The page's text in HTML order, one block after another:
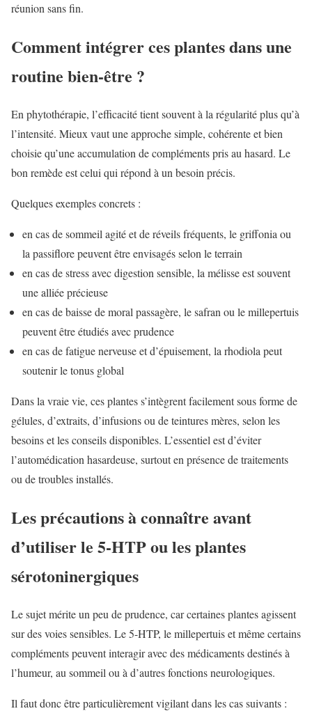
réunion sans fin.
Comment intégrer ces plantes dans une
routine bien-être ?
En phytothérapie, l’efficacité tient souvent à la régularité plus qu’à
l’intensité. Mieux vaut une approche simple, cohérente et bien
choisie qu’une accumulation de compléments pris au hasard. Le
bon remède est celui qui répond à un besoin précis.
Quelques exemples concrets :
en cas de sommeil agité et de réveils fréquents, le griffonia ou
la passiflore peuvent être envisagés selon le terrain
en cas de stress avec digestion sensible, la mélisse est souvent
une alliée précieuse
en cas de baisse de moral passagère, le safran ou le millepertuis
peuvent être étudiés avec prudence
en cas de fatigue nerveuse et d’épuisement, la rhodiola peut
soutenir le tonus global
Dans la vraie vie, ces plantes s’intègrent facilement sous forme de
gélules, d’extraits, d’infusions ou de teintures mères, selon les
besoins et les conseils disponibles. L’essentiel est d’éviter
l’automédication hasardeuse, surtout en présence de traitements
ou de troubles installés.
Les précautions à connaître avant
d’utiliser le 5-HTP ou les plantes
sérotoninergiques
Le sujet mérite un peu de prudence, car certaines plantes agissent
sur des voies sensibles. Le 5-HTP, le millepertuis et même certains
compléments peuvent interagir avec des médicaments destinés à
l’humeur, au sommeil ou à d’autres fonctions neurologiques.
Il faut donc être particulièrement vigilant dans les cas suivants :